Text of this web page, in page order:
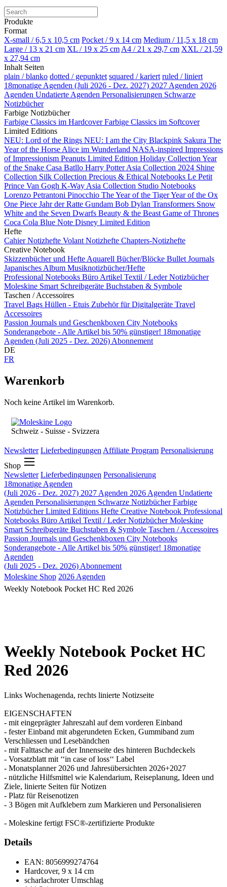
Produkte
Format
X-small / 6,5 x 10,5 cm Pocket / 9 x 14 cm Medium / 11,5 x 18 cm
Large / 13 x 21 cm XL / 19 x 25 cm A4 / 21 x 29,7 cm XXL / 21,59
x 27,94 cm
Inhalt Seiten
plain / blanko dotted / gepunktet squared / kariert ruled / liniert
18monatige Agenden (Juli 2026 - Dez. 2027) 2027 Agenden 2026
Agenden Undatierte Agenden Personalisierungen Schwarze
Notizbücher
Farbige Notizbücher
Farbige Classics im HardcoverFarbige Classics im Softcover
Limited Editions
NEU: Lord of the Rings NEU: I am the City Blackpink Sakura The
Year of the Horse Alice im Wunderland NASA-inspired Impressions
of Impressionism Peanuts Limited Edition Holiday Collection Year
of the Snake Casa Batllo Harry PotterAsia Collection 2024 Shine
Collection Silk Collection Precious & Ethical Notebooks Le Petit
Prince Van Gogh K-Way Asia Collection Studio Notebooks
Lorenzo Petrantoni Pinocchio The Year of the TigerYear of the Ox
One Piece Jahr der Ratte Gundam Bob Dylan Transformers Snow
White and the Seven Dwarfs Beauty & the Beast Game of Thrones
Coca Cola Blue Note Disney Limited Edition
Hefte
Cahier Notizhefte Volant Notizhefte Chapters-Notizhefte
Creative Notebook
Skizzenbücher und Hefte Aquarell Bücher/Blöcke Bullet Journals
Japanisches Album Musiknotizbücher/Hefte
Professional Notebooks Büro Artikel Textil / Leder Notizbücher
Moleskine Smart Schreibgeräte Buchstaben & Symbole
Taschen / Accessoires
Travel Bags Hüllen - Etuis Zubehör für Digitalgeräte Travel
Accessoires
Passion Journals und Geschenkboxen City Notebooks
Sonderangebote - Alle Artikel bis 50% günstiger! 18monatige
Agenden (Juli 2025 - Dez. 2026) Abonnement
DE
FR
Warenkorb
Noch keine Artikel im Warenkorb.
Schweiz - Suisse - Svizzera
Newsletter Lieferbedingungen Affiliate Program Personalisierung
Shop
Newsletter Lieferbedingungen Personalisierung
18monatige Agenden
(Juli 2026 - Dez. 2027) 2027 Agenden 2026 Agenden Undatierte
Agenden Personalisierungen Schwarze NotizbücherFarbige
NotizbücherLimited Editions Hefte Creative Notebook Professional
Notebooks Büro Artikel Textil / Leder NotizbücherMoleskine
Smart Schreibgeräte Buchstaben & Symbole Taschen / Accessoires
Passion Journals und Geschenkboxen City Notebooks
Sonderangebote - Alle Artikel bis 50% günstiger! 18monatige
Agenden
(Juli 2025 - Dez. 2026) Abonnement
Moleskine Shop 2026 Agenden
Weekly Notebook Pocket HC Red 2026
Weekly Notebook Pocket HC
Red 2026
Links Wochenagenda, rechts linierte Notizseite
EIGENSCHAFTEN
- mit eingeprägter Jahreszahl auf dem vorderen Einband
- fester Einband mit abgerundeten Ecken, Gummiband zum
Verschliessen und Lesebändchen
- mit Falttasche auf der Innenseite des hinteren Buchdeckels
- Vorsatzblatt mit ‘‘in case of loss‘‘ Label
- Monatsplanner 2026 und Jahresübersichten 2026+2027
- nützliche Hilfsmittel wie Kalendarium, Reiseplanung, Ideen und
Ziele, linierte Seiten für Notizen
- Platz für Reisenotizen
- 3 Bögen mit Aufklebern zum Markieren und Personalisieren
- Moleskine fertigt FSC®-zertifizierte Produkte
Details
EAN: 8056999274764
Hardcover, 9 x 14 cm
scharlachroter Umschlag